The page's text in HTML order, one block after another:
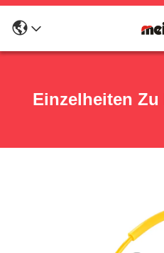
Einzelheiten